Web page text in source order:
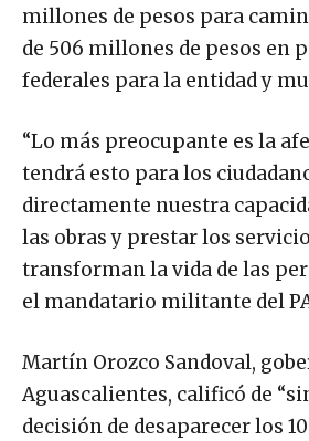
millones de pesos para
de 506 millones de pesos en
federales para la entidad y
“Lo más preocupante es la
tendrá esto para los
directamente nuestra
las obras y prestar los
transforman la vida de las
el mandatario militante del
Martín Orozco Sandoval,
Aguascalientes, calificó de
decisión de desaparecer los